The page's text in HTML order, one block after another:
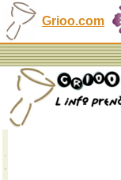
Grioo.com